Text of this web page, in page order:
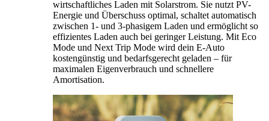
wirtschaftliches Laden mit Solarstrom. Sie nutzt PV-
Energie und Überschuss optimal, schaltet automatisch
zwischen 1- und 3-phasigem Laden und ermöglicht so
effizientes Laden auch bei geringer Leistung. Mit Eco
Mode und Next Trip Mode wird dein E-Auto
kostengünstig und bedarfsgerecht geladen – für
maximalen Eigenverbrauch und schnellere
Amortisation.